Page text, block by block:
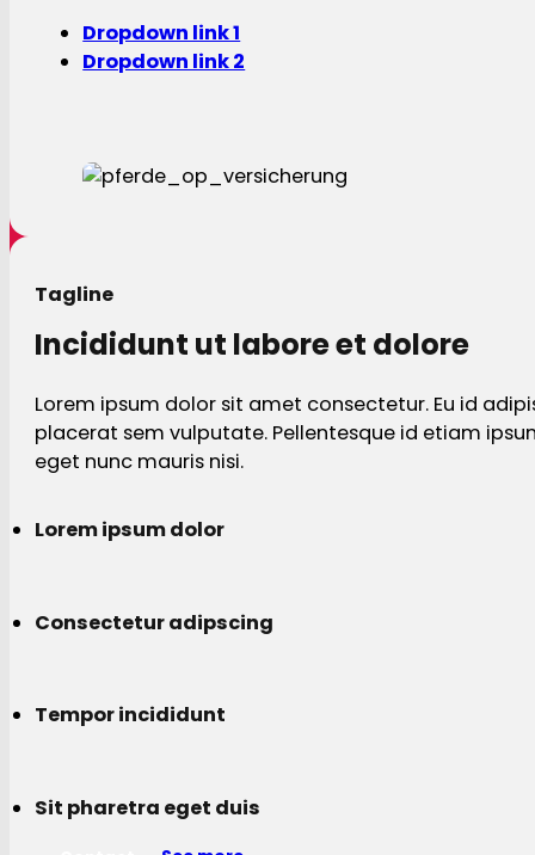
Dropdown link 1
Dropdown link 2
Tagline
Incididunt ut labore et dolore
Lorem ipsum dolor sit amet consectetur. Eu id
placerat sem vulputate. Pellentesque id etiam
eget nunc mauris nisi.
Lorem ipsum dolor
Consectetur adipscing
Tempor incididunt
Sit pharetra eget duis